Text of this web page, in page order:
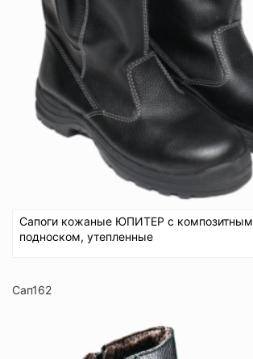
Сапоги кожаные ЮПИТЕР с композитным
подноском, утепленные
Сап162